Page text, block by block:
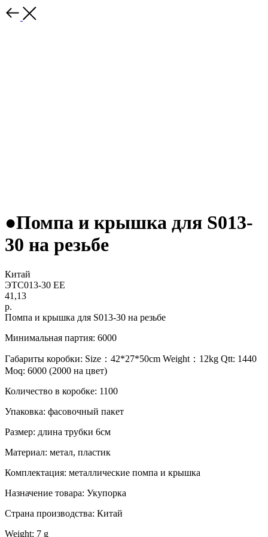
●Помпа и крышка для S013-
30 на резьбе
Китай
ЭТС013-30 EE
41,13
р.
Помпа и крышка для S013-30 на резьбе
Минимальная партия: 6000
Габариты коробки: Size：42*27*50cm Weight：12kg Qtt: 1440
Moq: 6000 (2000 на цвет)
Количество в коробке: 1100
Упаковка: фасовочный пакет
Размер: длина трубки 6см
Материал: метал, пластик
Комплектация: металлические помпа и крышка
Назначение товара: Укупорка
Страна производства: Китай
Weight: 7 g